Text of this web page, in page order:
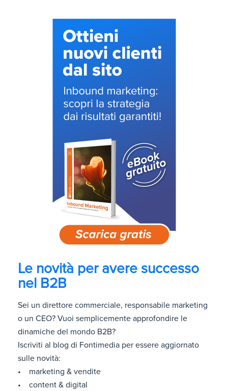
Le novità per avere successo
nel B2B
Sei un direttore commerciale, responsabile marketing
o un CEO? Vuoi semplicemente approfondire le
dinamiche del mondo B2B?
Iscriviti al blog di Fontimedia per essere aggiornato
sulle novità:
• marketing & vendite
• content & digital